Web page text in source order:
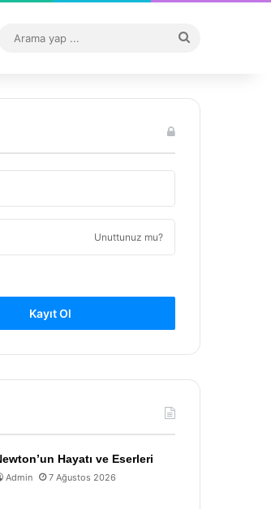
...
Unuttunuz mu?
Kayıt Ol
Hayatı ve Eserleri
Admin 7 Ağustos 2026